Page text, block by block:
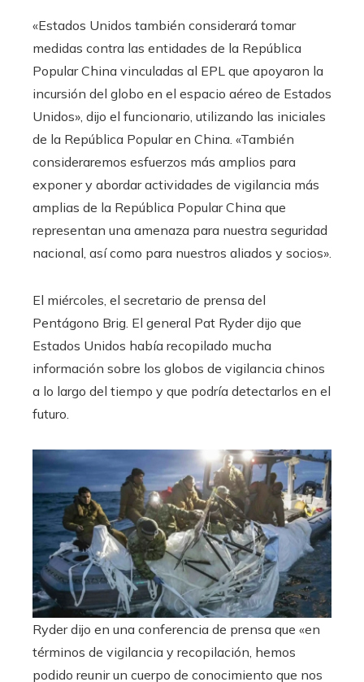
«Estados Unidos también considerará tomar
medidas contra las entidades de la República
Popular China vinculadas al EPL que apoyaron la
incursión del globo en el espacio aéreo de Estados
Unidos», dijo el funcionario, utilizando las iniciales
de la República Popular en China. «También
consideraremos esfuerzos más amplios para
exponer y abordar actividades de vigilancia más
amplias de la República Popular China que
representan una amenaza para nuestra seguridad
nacional, así como para nuestros aliados y socios».
El miércoles, el secretario de prensa del
Pentágono Brig. El general Pat Ryder dijo que
Estados Unidos había recopilado mucha
información sobre los globos de vigilancia chinos
a lo largo del tiempo y que podría detectarlos en el
futuro.
Ryder dijo en una conferencia de prensa que «en
términos de vigilancia y recopilación, hemos
podido reunir un cuerpo de conocimiento que nos